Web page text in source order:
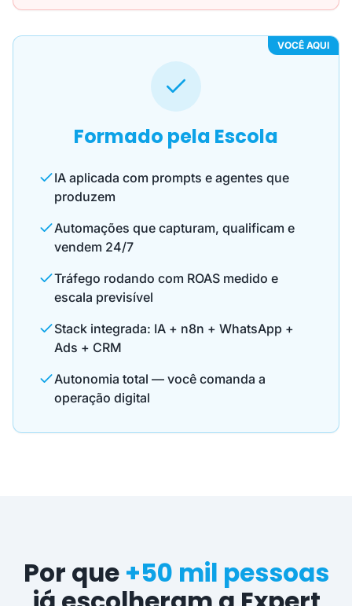
VOCÊ AQUI
Formado pela Escola
IA aplicada com prompts e agentes que
produzem
Automações que capturam, qualificam e
vendem 24/7
Tráfego rodando com ROAS medido e
escala previsível
Stack integrada: IA + n8n + WhatsApp +
Ads + CRM
Autonomia total — você comanda a
operação digital
Por que +50 mil pessoas